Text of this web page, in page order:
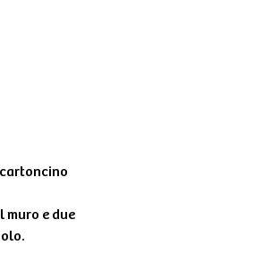
muro e due